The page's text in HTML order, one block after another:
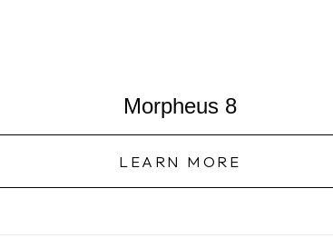
Morpheus 8
LEARN MORE